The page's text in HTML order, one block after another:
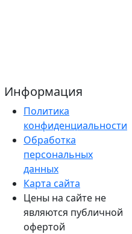
Информация
Политика
конфиденциальности
Обработка
персональных
данных
Карта сайта
Цены на сайте не
являются публичной
офертой